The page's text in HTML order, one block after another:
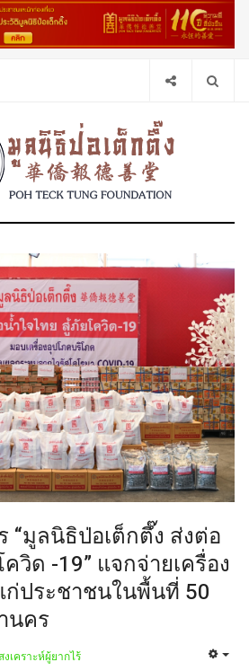
“มูลนิธิป่อเต็กตึ๊ง ส่งต่อ
วิด -19” แจกจ่ายเครื่อง
ประชาชนในพื้นที่ 50
นคร
งเคราะห์ผู้ยากไร้